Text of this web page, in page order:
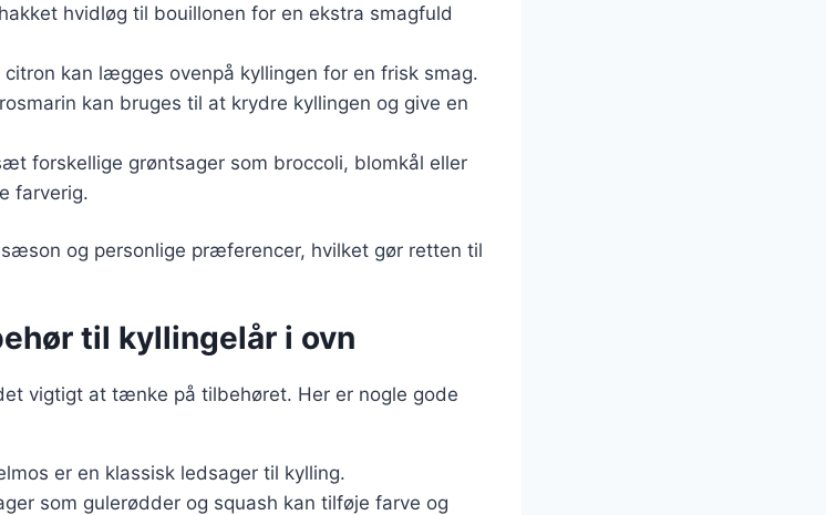
hvidløg til bouillonen for en ekstra smagfuld
citron kan lægges ovenpå kyllingen for en frisk smag.
kan bruges til at krydre kyllingen og give en
forskellige grøntsager som broccoli, blomkål eller
farverig.
og personlige præferencer, hvilket gør retten til
til kyllingelår i ovn
vigtigt at tænke på tilbehøret. Her er nogle gode
er en klassisk ledsager til kylling.
som gulerødder og squash kan tilføje farve og